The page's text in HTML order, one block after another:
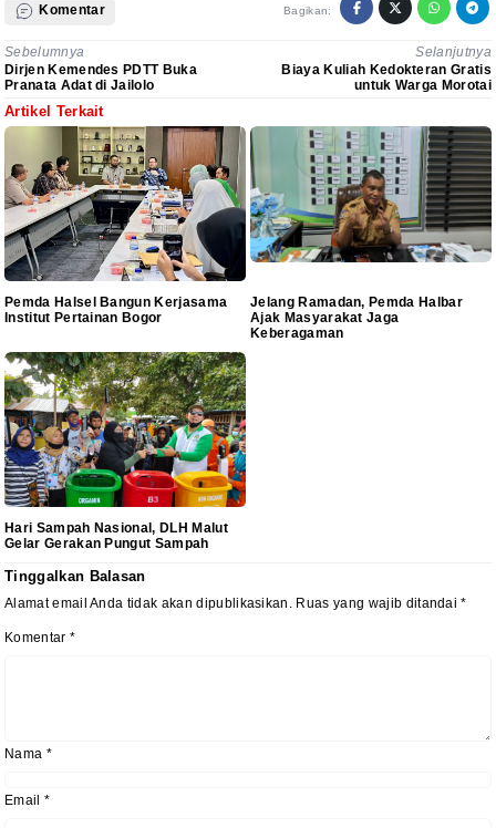
Komentar Bagikan:
Sebelumnya
Dirjen Kemendes PDTT Buka
Pranata Adat di Jailolo
Selanjutnya
Biaya Kuliah Kedokteran Gratis
untuk Warga Morotai
Artikel Terkait
Pemda Halsel Bangun Kerjasama
Institut Pertainan Bogor
Jelang Ramadan, Pemda Halbar
Ajak Masyarakat Jaga
Keberagaman
Hari Sampah Nasional, DLH Malut
Gelar Gerakan Pungut Sampah
Tinggalkan Balasan
Alamat email Anda tidak akan dipublikasikan. Ruas yang wajib ditandai*
Komentar *
Nama *
Email *